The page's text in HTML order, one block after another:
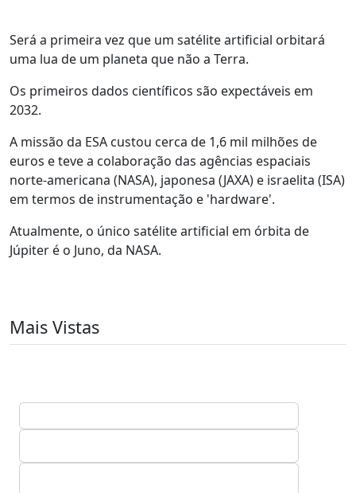
Será a primeira vez que um satélite artificial orbitará
uma lua de um planeta que não a Terra.
Os primeiros dados científicos são expectáveis em
2032.
A missão da ESA custou cerca de 1,6 mil milhões de
euros e teve a colaboração das agências espaciais
norte-americana (NASA), japonesa (JAXA) e israelita (ISA)
em termos de instrumentação e 'hardware'.
Atualmente, o único satélite artificial em órbita de
Júpiter é o Juno, da NASA.
Mais Vistas